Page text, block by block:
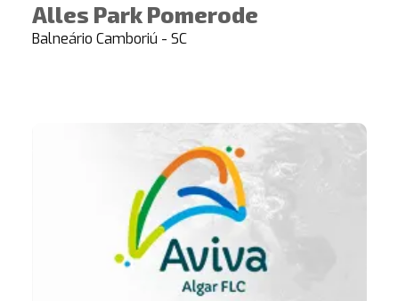
Alles Park Pomerode
Balneário Camboriú - SC